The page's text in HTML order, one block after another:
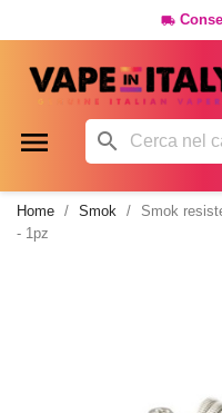

 
Home Smok
Smok
- 1pz